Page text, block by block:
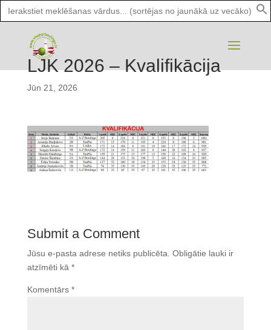
Search
for:
LJK 2026 – Kvalifikācija
Jūn 21, 2026
Submit a Comment
Jūsu e-pasta adrese netiks publicēta. Obligātie lauki ir
atzīmēti kā *
Komentārs *